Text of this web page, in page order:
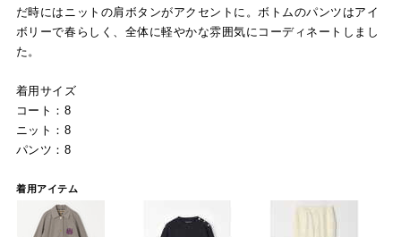
だ時にはニットの肩ボタンがアクセントに。ボトムのパンツはアイ
ボリーで春らしく、全体に軽やかな雰囲気にコーディネートしまし
た。
着用サイズ
コート：8
ニット：8
パンツ：8
着用アイテム